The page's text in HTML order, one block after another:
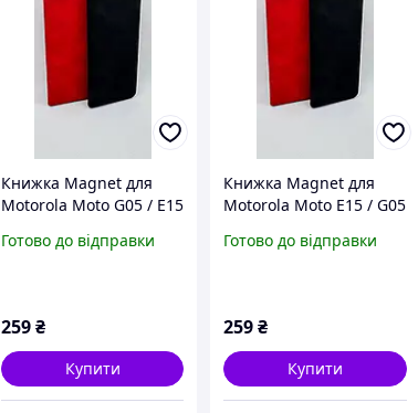
Книжка Magnet для
Motorola Moto G05 / E15
боковим магнітом
Готово до відправки
259₴
Купити
Книжка Magnet для
Motorola Moto E15 / G05
боковим магнітом
Готово до відправки
259₴
Купити